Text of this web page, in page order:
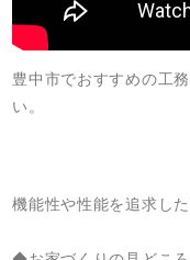
豊中市でおすすめの工
い。
機能性や性能を追求し